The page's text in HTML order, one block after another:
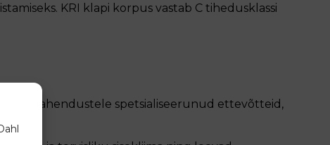
KRI klapi korpus vastab C tihedusklassi
spetsialiseerunud ettevõtteid,